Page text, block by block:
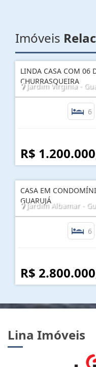
Imóveis
LINDA CASA COM 06
CHURRASQUEIRA
Jardim Virginia -
6
R$
CASA EM
GUARUJÁ
Jardim Albamar -
6
R$
Lina Imóveis